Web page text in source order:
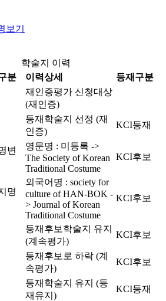
보기
학술지 이력
분 이력상세 등재구분
재인증평가 신청대상
(재인증)
등재학술지 선정 (재
인증)
KCI등재
변
영문명 : 미등록 ->
The Society of Korean
Traditional Costume
KCI후보
명
외국어명 : society for
culture of HAN-BOK -
> Journal of Korean
Traditional Costume
KCI후보
등재후보학술지 유지
(계속평가)
KCI후보
등재후보로 하락 (계
속평가)
KCI후보
등재학술지 유지 (등
재유지)
KCI등재